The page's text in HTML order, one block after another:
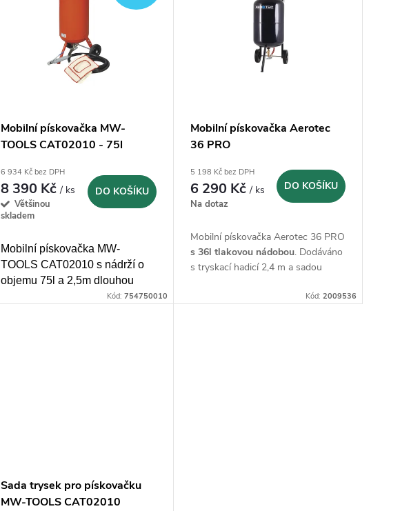
Mobilní pískovačka MW-
TOOLS CAT02010 - 75l
6 934 Kč bez DPH
8 390 Kč/ ks
Většinou
skladem
DO KOŠÍKU
Mobilní pískovačka MW-
TOOLS CAT02010 s nádrží o
objemu 75l a 2,5m dlouhou
Kód: 754750010
Mobilní pískovačka Aerotec
36 PRO
5 198 Kč bez DPH
6 290 Kč/ ks
Na dotaz
DO KOŠÍKU
Mobilní pískovačka Aerotec 36 PRO
s 36l tlakovou nádobou. Dodáváno
s tryskací hadicí 2,4 m a sadou
Kód: 2009536
Sada trysek pro pískovačku
MW-TOOLS CAT02010